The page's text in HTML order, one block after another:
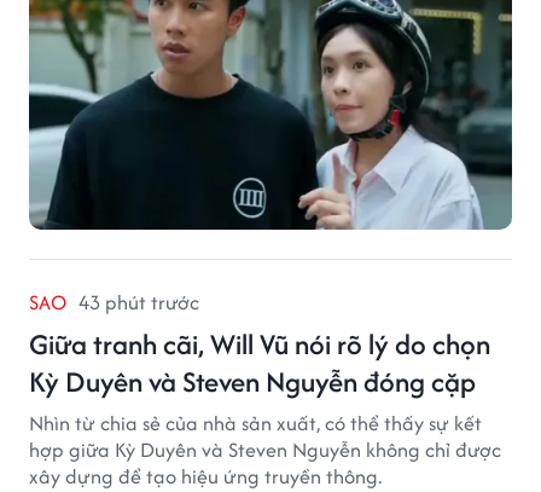
SAO 43 phút trước
Giữa tranh cãi, Will Vũ nói rõ lý do chọn
Kỳ Duyên và Steven Nguyễn đóng cặp
Nhìn từ chia sẻ của nhà sản xuất, có thể thấy sự kết
hợp giữa Kỳ Duyên và Steven Nguyễn không chỉ được
xây dựng để tạo hiệu ứng truyền thông.